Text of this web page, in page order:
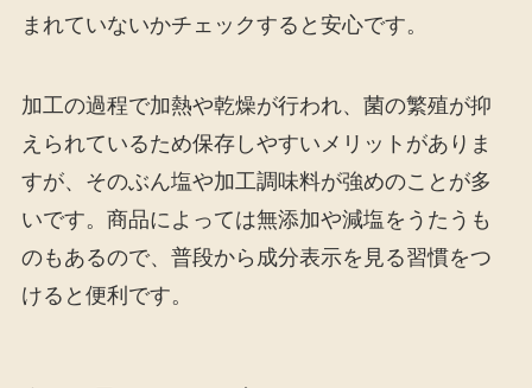
まれていないかチェックすると安心です。
加工の過程で加熱や乾燥が行われ、菌の繁殖が抑
えられているため保存しやすいメリットがありま
すが、そのぶん塩や加工調味料が強めのことが多
いです。商品によっては無添加や減塩をうたうも
のもあるので、普段から成分表示を見る習慣をつ
けると便利です。